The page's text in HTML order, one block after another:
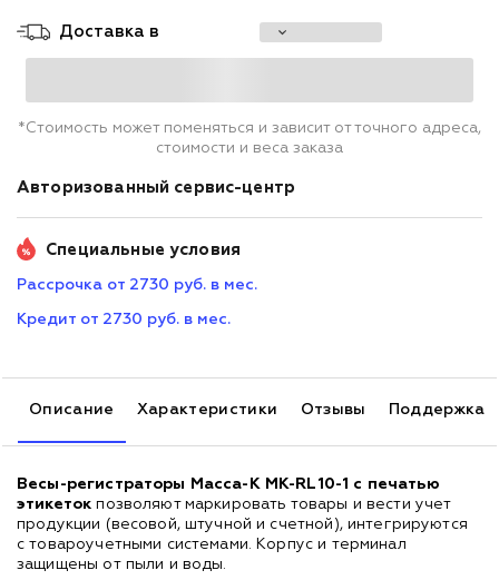
Доставка в
*Стоимость может поменяться и зависит от точного адреса,
стоимости и веса заказа
Авторизованный сервис-центр
Специальные условия
Рассрочка от 2730 руб. в мес.
Кредит от 2730 руб. в мес.
Описание Характеристики Отзывы Поддержка
Весы-регистраторы Масса-К MK-RL10-1 с печатью
этикеток позволяют маркировать товары и вести учет
продукции (весовой, штучной и счетной), интегрируются
с товароучетными системами. Корпус и терминал
защищены от пыли и воды.